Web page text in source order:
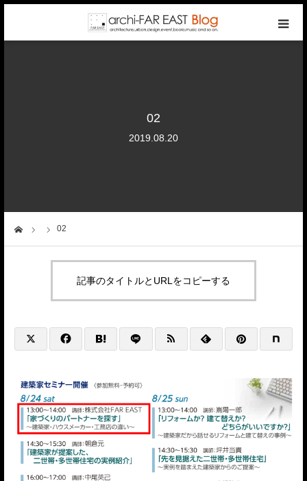
02
2019.08.20
02
記事のタイトルとURLをコピーする
company
@HP+SNS